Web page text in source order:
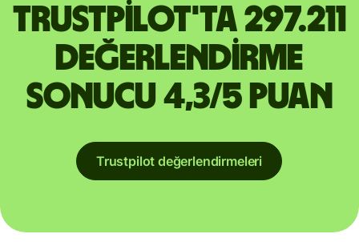
Trustpilot'ta 297.211
değerlendirme
sonucu 4,3/5 puan
Trustpilot değerlendirmeleri